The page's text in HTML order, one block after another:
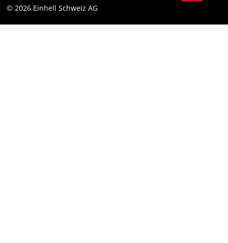
Testata
© 2026 Einhell Schweiz AG